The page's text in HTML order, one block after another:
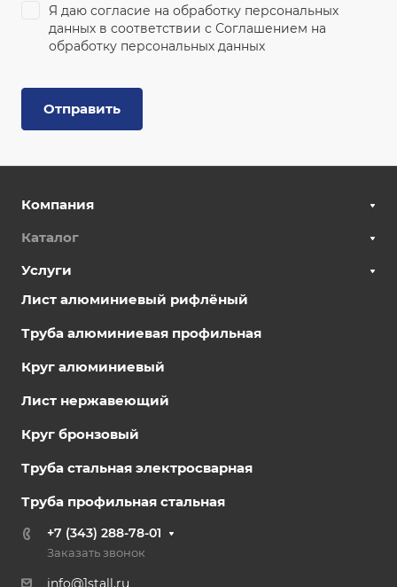
Я даю согласие на обработку персональных
данных в соответствии с Соглашением на
обработку персональных данных
Отправить
Компания
Каталог
Услуги
Лист алюминиевый рифлёный
Труба алюминиевая профильная
Круг алюминиевый
Лист нержавеющий
Круг бронзовый
Труба стальная электросварная
Труба профильная стальная
+7 (343) 288-78-01
Заказать звонок
info@1stall.ru